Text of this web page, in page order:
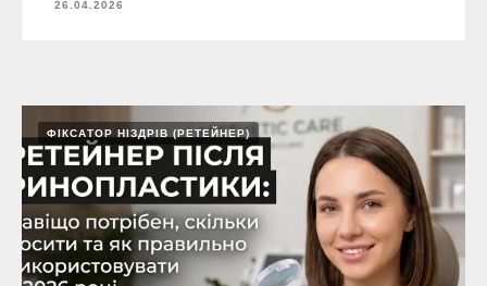
26.04.2026
ФІКСАТОР НІЗДРІВ (РЕТЕЙНЕР)